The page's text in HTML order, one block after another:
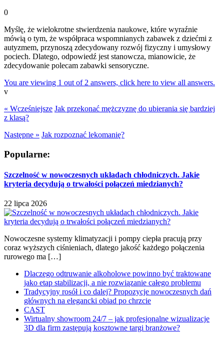
0
Myślę, że wielokrotne stwierdzenia naukowe, które wyraźnie
mówią o tym, że współpraca wspomnianych zabawek z dziećmi z
autyzmem, przynoszą zdecydowany rozwój fizyczny i umysłowy
pociech. Dlatego, odpowiedź jest stanowcza, mianowicie, że
zdecydowanie polecam zabawki sensoryczne.
You are viewing 1 out of 2 answers, click here to view all answers.
v
« Wcześniejsze Jak przekonać mężczyznę do ubierania się bardziej
z klasą?
Następne » Jak rozpoznać lekomanię?
Popularne:
Szczelność w nowoczesnych układach chłodniczych. Jakie
kryteria decydują o trwałości połączeń miedzianych?
22 lipca 2026
Nowoczesne systemy klimatyzacji i pompy ciepła pracują przy
coraz wyższych ciśnieniach, dlatego jakość każdego połączenia
rurowego ma […]
Dlaczego odtruwanie alkoholowe powinno być traktowane
jako etap stabilizacji, a nie rozwiązanie całego problemu
Tradycyjny rosół i co dalej? Propozycje nowoczesnych dań
głównych na elegancki obiad po chrzcie
CAST
Wirtualny showroom 24/7 – jak profesjonalne wizualizacje
3D dla firm zastępują kosztowne targi branżowe?